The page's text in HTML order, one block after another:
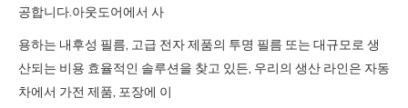
공합니다.아웃도어에서 사
용하는 내후성 필름, 고급 전자 제품의 투명 필름 또는 대규모로 생
산되는 비용 효율적인 솔루션을 찾고 있든, 우리의 생산 라인은 자동
차에서 가전 제품, 포장에 이